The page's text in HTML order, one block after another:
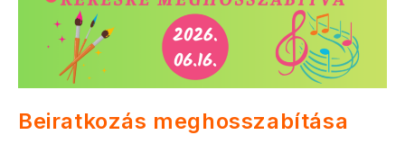
Beiratkozás meghosszabítása